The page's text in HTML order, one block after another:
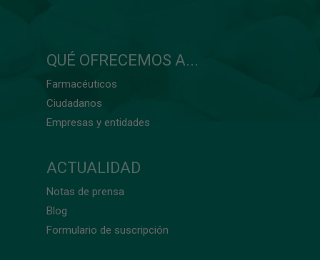
QUÉ OFRECEMOS A...
Farmacéuticos
Ciudadanos
Empresas y entidades
ACTUALIDAD
Notas de prensa
Blog
Formulario de suscripción